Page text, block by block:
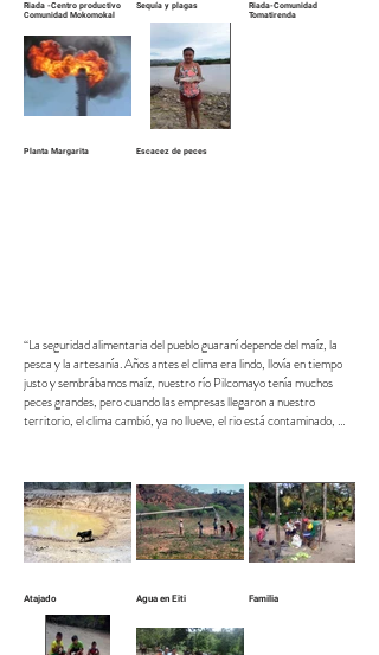
Riada -Centro productivo
Comunidad Mokomokal
Sequía y plagas
Riada-Comunidad
Tomatirenda
Planta Margarita Escacez de peces
“La seguridad alimentaria del pueblo guaraní depende del maíz, la
pesca y la artesanía. Años antes el clima era lindo, llovía en tiempo
justo y sembrábamos maíz, nuestro río Pilcomayo tenía muchos
peces grandes, pero cuando las empresas llegaron a nuestro
territorio, el clima cambió, ya no llueve, el rio está contaminado,
Hace poco hubo un aluvión en nuestra zona, estamos viviendo en
situación vulnerable, se viene una crisis para la familia guaraní, la
única alternativa que tenemos es nuestra artesanía en palma, la
única fuente de ingreso mínimo para solventar nuestra familia y
Atajado Agua en Eiti Familia